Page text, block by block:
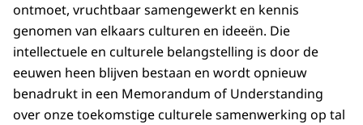
ontmoet, vruchtbaar samengewerkt en kennis
genomen van elkaars culturen en ideeën. Die
intellectuele en culturele belangstelling is door de
eeuwen heen blijven bestaan en wordt opnieuw
benadrukt in een Memorandum of Understanding
over onze toekomstige culturele samenwerking op tal